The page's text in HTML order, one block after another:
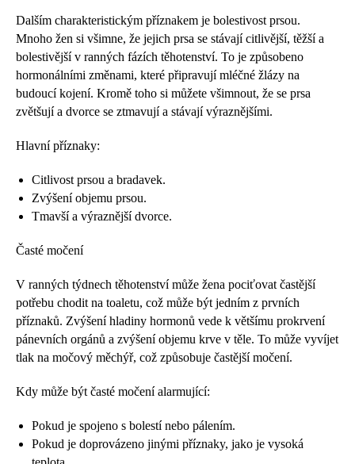
Dalším charakteristickým příznakem je bolestivost prsou.
Mnoho žen si všimne, že jejich prsa se stávají citlivější, těžší a
bolestivější v ranných fázích těhotenství. To je způsobeno
hormonálními změnami, které připravují mléčné žlázy na
budoucí kojení. Kromě toho si můžete všimnout, že se prsa
zvětšují a dvorce se ztmavují a stávají výraznějšími.
Hlavní příznaky:
Citlivost prsou a bradavek.
Zvýšení objemu prsou.
Tmavší a výraznější dvorce.
Časté močení
V ranných týdnech těhotenství může žena pociťovat častější
potřebu chodit na toaletu, což může být jedním z prvních
příznaků. Zvýšení hladiny hormonů vede k většímu prokrvení
pánevních orgánů a zvýšení objemu krve v těle. To může vyvíjet
tlak na močový měchýř, což způsobuje častější močení.
Kdy může být časté močení alarmující:
Pokud je spojeno s bolestí nebo pálením.
Pokud je doprovázeno jinými příznaky, jako je vysoká